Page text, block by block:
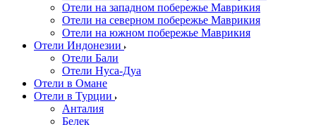
Отели на западном побережье Маврикия
Отели на северном побережье Маврикия
Отели на южном побережье Маврикия
Отели Индонезии
Отели Бали
Отели Нуса-Дуа
Отели в Омане
Отели в Турции
Анталия
Белек